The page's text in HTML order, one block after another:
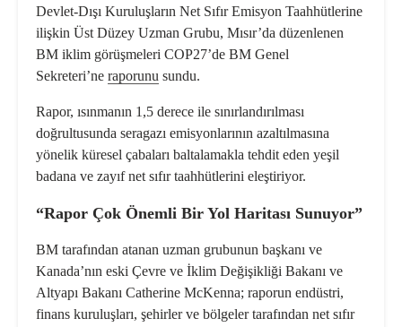
Devlet-Dışı Kuruluşların Net Sıfır Emisyon Taahhütlerine
ilişkin Üst Düzey Uzman Grubu, Mısır’da düzenlenen
BM iklim görüşmeleri COP27’de BM Genel
Sekreteri’ne raporunu sundu.
Rapor, ısınmanın 1,5 derece ile sınırlandırılması
doğrultusunda seragazı emisyonlarının azaltılmasına
yönelik küresel çabaları baltalamakla tehdit eden yeşil
badana ve zayıf net sıfır taahhütlerini eleştiriyor.
“Rapor Çok Önemli Bir Yol Haritası Sunuyor”
BM tarafından atanan uzman grubunun başkanı ve
Kanada’nın eski Çevre ve İklim Değişikliği Bakanı ve
Altyapı Bakanı Catherine McKenna; raporun endüstri,
finans kuruluşları, şehirler ve bölgeler tarafından net sıfır